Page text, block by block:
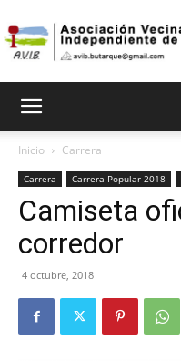
Inicio Carrera
Carrera Carrera Popular 2018
Camiseta
corredor
4 octubre, 2018